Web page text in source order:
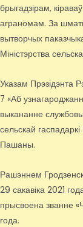
брыгадзірам,
аграномам. За
вытворчых
Міністэрства
Указам Прэзідэнта
7 «Аб
выкананне
сельскай
Пашаны.
Рашэннем
29 сакавіка 2021
прысвоена званне
года.